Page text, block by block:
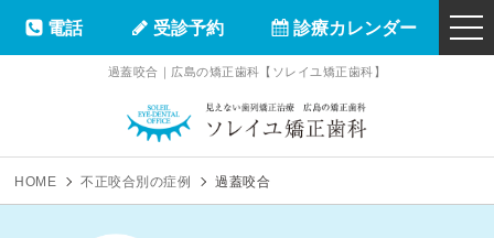
過蓋咬合｜広島の矯正歯科【ソレイユ矯正歯科】
ソレイユ矯正
電話 受診予約 診療カレンダー
HOME 不正咬合別の症例 過蓋咬合